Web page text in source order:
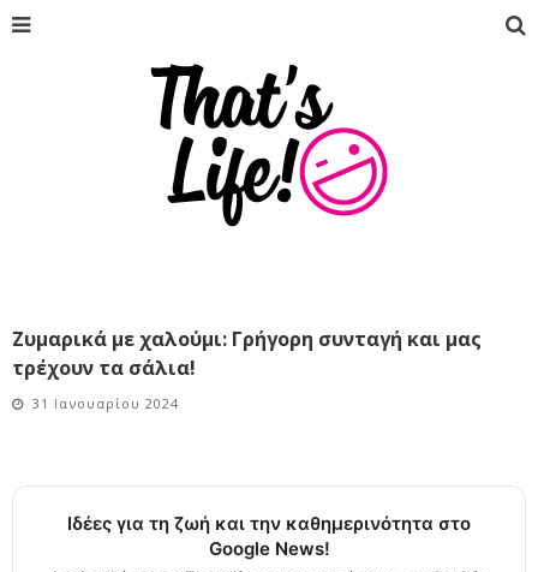
Ζυμαρικά με χαλούμι: Γρήγορη συνταγή και μας
τρέχουν τα σάλια!
31 Ιανουαρίου 2024
Ιδέες για τη ζωή και την καθημερινότητα στο
Google News!